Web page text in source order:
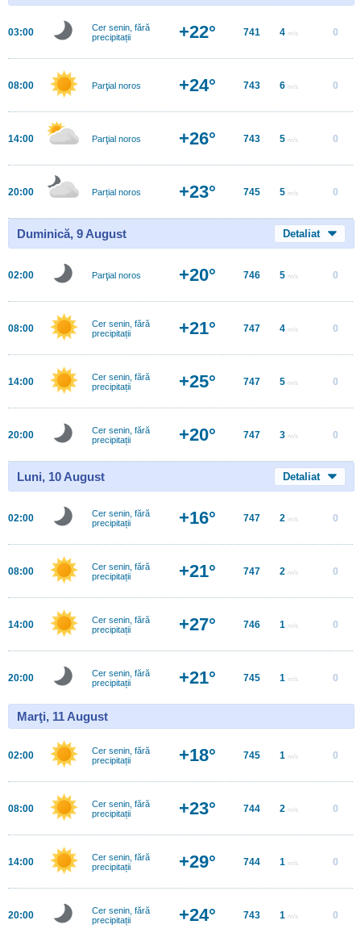
03:00
Cer senin, fără
precipitații
+22° 741 4 m/s 0
08:00 Parţial noros +24° 743 6 m/s 0
14:00 Parţial noros +26° 743 5 m/s 0
20:00 Parțial noros +23° 745 5 m/s 0
Duminică, 9 August Detaliat
02:00 Parţial noros +20° 746 5 m/s 0
08:00
Cer senin, fără
precipitații
+21° 747 4 m/s 0
14:00
Cer senin, fără
precipitații
+25° 747 5 m/s 0
20:00
Cer senin, fără
precipitații
+20° 747 3 m/s 0
Luni, 10 August Detaliat
02:00
Cer senin, fără
precipitații
+16° 747 2 m/s 0
08:00
Cer senin, fără
precipitații
+21° 747 2 m/s 0
14:00
Cer senin, fără
precipitații
+27° 746 1 m/s 0
20:00
Cer senin, fără
precipitații
+21° 745 1 m/s 0
Marţi, 11 August
02:00
Cer senin, fără
precipitații
+18° 745 1 m/s 0
08:00
Cer senin, fără
precipitații
+23° 744 2 m/s 0
14:00
Cer senin, fără
precipitații
+29° 744 1 m/s 0
20:00
Cer senin, fără
precipitații
+24° 743 1 m/s 0